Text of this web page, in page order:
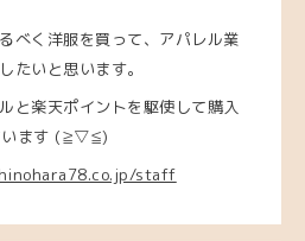
べく洋服を買って、アパレル業
たいと思います。
と楽天ポイントを駆使して購入
います (≧▽≦)
staff